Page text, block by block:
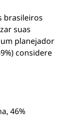
brasileiros
suas
planejador
considere
46%